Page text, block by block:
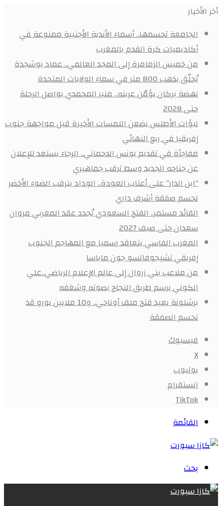
أخر الأخبار
الجامعة تحسمها.. أسماء الأندية الأجنبية ممنوعة في
أكاديميات كرة القدم بالمغرب
من خميس الزمامرة إلى المجد العالمي.. عماد بوشجدة
يُحلّق بذهب 800 متر في سماء الولايات المتحدة
نهضة بركان يؤمّن عرينه.. منير المحمدي يواصل الرحلة
حتى 2028
لبؤات الأطلس يضعن اللمسات الأخيرة قبل مواجهة جنوب
إفريقيا في ربع النهائي
مفاجأة في تقديم يونس الدحماني.. الرجاء يستعد للإعلان
عن جناحه الجديد وسط ترقب جماهيري
“ابن الدار” على أعتاب العودة.. الوداد يترقب الضوء الأخضر
لحسم صفقة أشرف داري
القائد مستمر.. الفتح السعودي يُجدد عقد المغربي مروان
سعدان حتى صيف 2027
المغرب الفاسي يتعاقد رسميا مع المهاجم الجنوب
إفريقي تشيجوفاتسو جون ماباسا
من ملاعب بني زروال إلى عالم الإعلام الرياضي..علي
الكوني يرسم طريق النجاح بصوته وشغفه
برشلونة يعيد فتح ملف أوناحي.. و10 ملايين يورو قد
تحسم الصفقة
فيسبوك
X
يوتيوب
انستقرام
‫TikTok
القائمة
بحث